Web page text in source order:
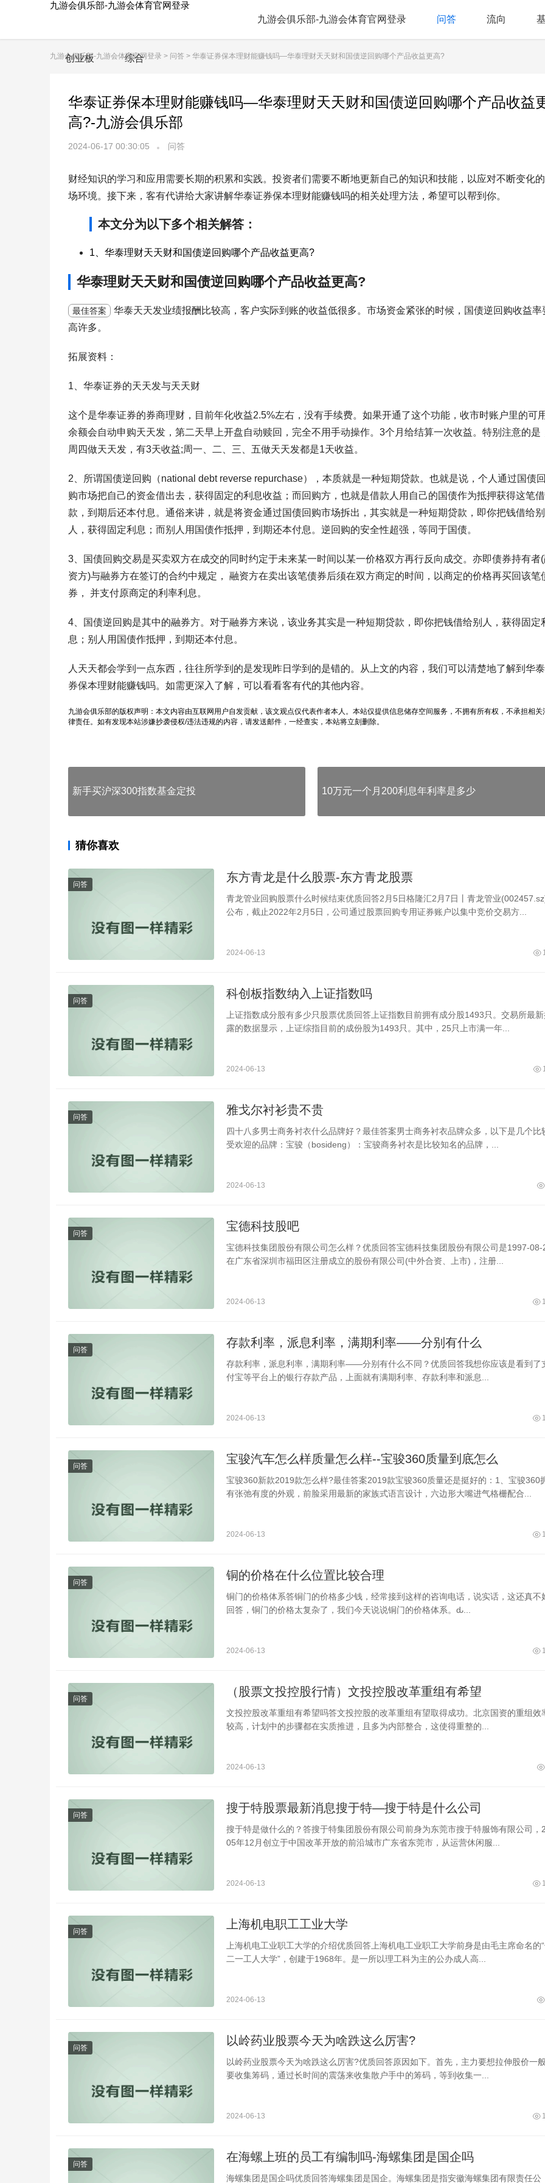
九游会俱乐部-九游会体育官网登录
九游会俱乐部-九游会体育官网登录
问答 流向
创业板 综合
九游会俱乐部-九游会体育官网登录 > 问答 > 华泰证券保本理财能赚钱吗—华泰理财天天财和国债逆回购哪个产品收益更高?
华泰证券保本理财能赚钱吗—华泰理财天天财和国债逆回购哪个产品收益
高?-九游会俱乐部
2024-06-17 00:30:05 问答
财经知识的学习和应用需要长期的积累和实践。投资者们需要不断地更新自己的知识和技能，以应对不断变化
场环境。接下来，客有代讲给大家讲解华泰证券保本理财能赚钱吗的相关处理方法，希望可以帮到你。
本文分为以下多个相关解答：
1、华泰理财天天财和国债逆回购哪个产品收益更高?
华泰理财天天财和国债逆回购哪个产品收益更高?
最佳答案
华泰天天发业绩报酬比较高，客户实际到账的收益低很多。市场资金紧张的时候，国债逆回购收益率
高许多。
拓展资料：
1、华泰证券的天天发与天天财
这个是华泰证券的券商理财，目前年化收益2.5%左右，没有手续费。如果开通了这个功能，收市时账户里的可用
余额会自动申购天天发，第二天早上开盘自动赎回，完全不用手动操作。3个月给结算一次收益。特别注意的是
周四做天天发，有3天收益;周一、二、三、五做天天发都是1天收益。
2、所谓国债逆回购（national debt reverse repurchase），本质就是一种短期贷款。也就是说，个人通过国债回
购市场把自己的资金借出去，获得固定的利息收益；而回购方，也就是借款人用自己的国债作为抵押获得这笔借
款，到期后还本付息。通俗来讲，就是将资金通过国债回购市场拆出，其实就是一种短期贷款，即你把钱借给别
人，获得固定利息；而别人用国债作抵押，到期还本付息。逆回购的安全性超强，等同于国债。
3、国债回购交易是买卖双方在成交的同时约定于未来某一时间以某一价格双方再行反向成交。亦即债券持有者(
资方)与融券方在签订的合约中规定， 融资方在卖出该笔债券后须在双方商定的时间，以商定的价格再买回该笔
券， 并支付原商定的利率利息。
4、国债逆回购是其中的融券方。对于融券方来说，该业务其实是一种短期贷款，即你把钱借给别人，获得固定
息；别人用国债作抵押，到期还本付息。
人天天都会学到一点东西，往往所学到的是发现昨日学到的是错的。从上文的内容，我们可以清楚地了解到华
券保本理财能赚钱吗。如需更深入了解，可以看看客有代的其他内容。
九游会俱乐部的版权声明：本文内容由互联网用户自发贡献，该文观点仅代表作者本人。本站仅提供信息储存空间服务，不拥有所有权，不承担相关
律责任。如有发现本站涉嫌抄袭侵权/违法违规的内容，请发送邮件，一经查实，本站将立刻删除。
新手买沪深300指数基金定投 10万元一个月200利息年利率是多少
猜你喜欢
问答
东方青龙是什么股票-东方青龙股票
青龙管业回购股票什么时候结束优质回答2月5日格隆汇2月7日丨青龙管业
公布，截止2022年2月5日，公司通过股票回购专用证券账户以集中竞价交易方...
2024-06-13
问答
科创板指数纳入上证指数吗
上证指数成分股有多少只股票优质回答上证指数目前拥有成分股1493只。交易所最新
露的数据显示，上证综指目前的成份股为1493只。其中，25只上市满一年...
2024-06-13
问答
雅戈尔衬衫贵不贵
四十八多男士商务衬衣什么品牌好？最佳答案男士商务衬衣品牌众多，以下是几个比
受欢迎的品牌：宝骏（bosideng）：宝骏商务衬衣是比较知名的品牌，...
2024-06-13
问答
宝德科技股吧
宝德科技集团股份有限公司怎么样？优质回答宝德科技集团股份有限公司是1997-08-
在广东省深圳市福田区注册成立的股份有限公司(中外合资、上市)，注册...
2024-06-13
问答
存款利率，派息利率，满期利率——分别有什么
存款利率，派息利率，满期利率——分别有什么不同？优质回答我想你应该是看到了
付宝等平台上的银行存款产品，上面就有满期利率、存款利率和派息...
2024-06-13
问答
宝骏汽车怎么样质量怎么样--宝骏360质量到底怎么
宝骏360新款2019款怎么样?最佳答案2019款宝骏360质量还是挺好的：1、宝骏360
有张弛有度的外观，前脸采用最新的家族式语言设计，六边形大嘴进气格栅配合...
2024-06-13
问答
铜的价格在什么位置比较合理
铜门的价格体系答铜门的价格多少钱，经常接到这样的咨询电话，说实话，这还真不
回答，铜门的价格太复杂了，我们今天说说铜门的价格体系。ԃ...
2024-06-13
问答
（股票文投控股行情）文投控股改革重组有希望
文投控股改革重组有希望吗答文投控股的改革重组有望取得成功。北京国资的重组效
较高，计划中的步骤都在实质推进，且多为内部整合，这使得重整的...
2024-06-13
问答
搜于特股票最新消息搜于特—搜于特是什么公司
搜于特是做什么的？答搜于特集团股份有限公司前身为东莞市搜于特服饰有限公司，
05年12月创立于中国改革开放的前沿城市广东省东莞市，从运营休闲服...
2024-06-13
问答
上海机电职工工业大学
上海机电工业职工大学的介绍优质回答上海机电工业职工大学前身是由毛主席命名的
二一工人大学”，创建于1968年。是一所以理工科为主的公办成人高...
2024-06-13
问答
以岭药业股票今天为啥跌这么厉害?
以岭药业股票今天为啥跌这么厉害?优质回答原因如下。首先，主力要想拉伸股价一
要收集筹码，通过长时间的震荡来收集散户手中的筹码，等到收集一...
2024-06-13
问答
在海螺上班的员工有编制吗-海螺集团是国企吗
海螺集团是国企吗优质回答海螺集团是国企。海螺集团是指安徽海螺集团有限责任公